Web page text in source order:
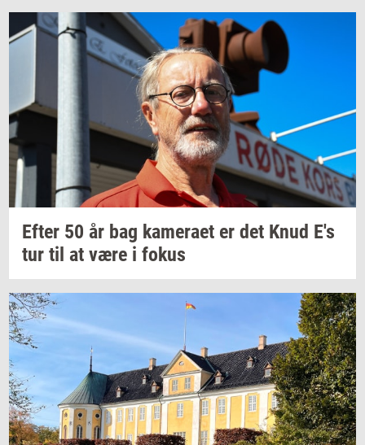
Efter 50 år bag ka­me­ra­et er det Knud E's
tur til at være i fokus